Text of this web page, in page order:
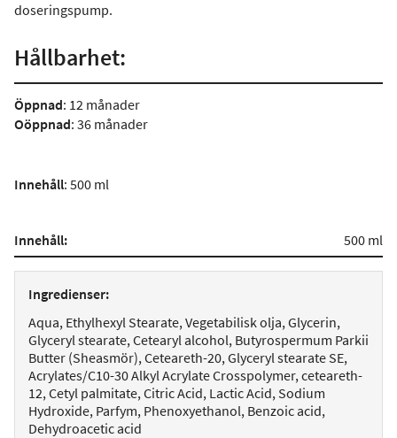
doseringspump.
Hållbarhet:
Öppnad: 12 månader
Oöppnad: 36 månader
Innehåll: 500 ml
Innehåll: 500 ml
Ingredienser:
Aqua, Ethylhexyl Stearate, Vegetabilisk olja, Glycerin,
Glyceryl stearate, Cetearyl alcohol, Butyrospermum Parkii
Butter (Sheasmör), Ceteareth-20, Glyceryl stearate SE,
Acrylates/C10-30 Alkyl Acrylate Crosspolymer, ceteareth-
12, Cetyl palmitate, Citric Acid, Lactic Acid, Sodium
Hydroxide, Parfym, Phenoxyethanol, Benzoic acid,
Dehydroacetic acid